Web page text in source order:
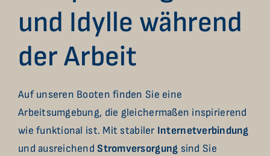
und Idylle während
der Arbeit
Auf unseren Booten finden Sie eine
Arbeitsumgebung, die gleichermaßen inspirierend
wie funktional ist. Mit stabiler Internetverbindung
und ausreichendStromversorgung sind Sie